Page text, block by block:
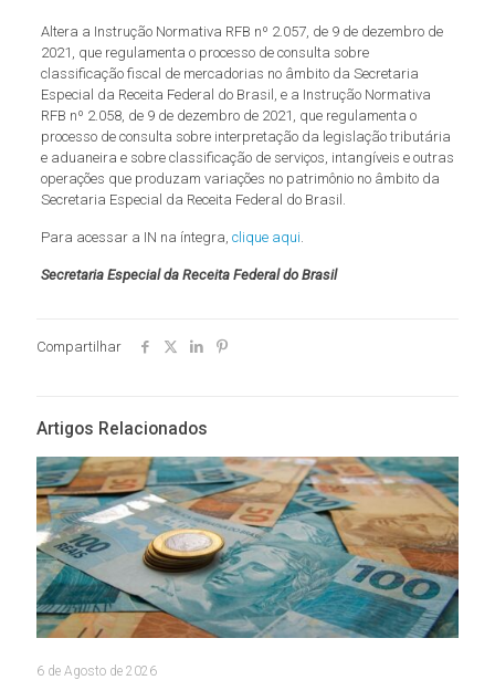
Altera a Instrução Normativa RFB nº 2.057, de 9 de dezembro de
2021, que regulamenta o processo de consulta sobre
classificação fiscal de mercadorias no âmbito da Secretaria
Especial da Receita Federal do Brasil, e a Instrução Normativa
RFB nº 2.058, de 9 de dezembro de 2021, que regulamenta o
processo de consulta sobre interpretação da legislação tributária
e aduaneira e sobre classificação de serviços, intangíveis e outras
operações que produzam variações no patrimônio no âmbito da
Secretaria Especial da Receita Federal do Brasil.
Para acessar a IN na íntegra, clique aqui
Secretaria Especial da Receita Federal do Brasil
Compartilhar
Artigos Relacionados
6 de Agosto de 2026